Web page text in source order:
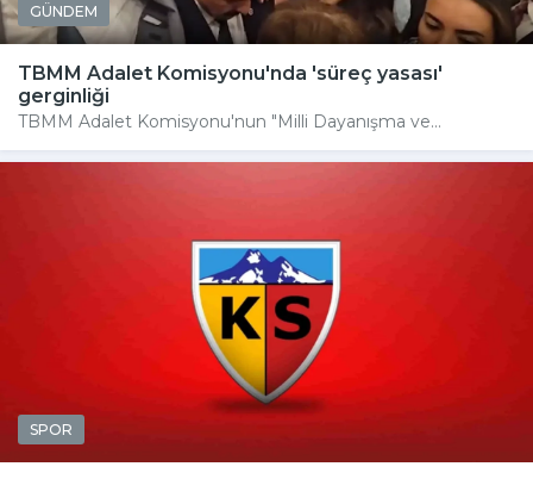
GÜNDEM
TBMM Adalet Komisyonu'nda 'süreç yasası'
gerginliği
TBMM Adalet Komisyonu'nun "Milli Dayanışma ve...
SPOR